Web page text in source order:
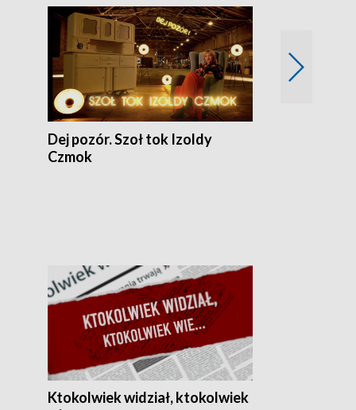
Dej pozór. Szoł tok Izoldy
Czmok
Ktokolwiek widział, ktokolwiek